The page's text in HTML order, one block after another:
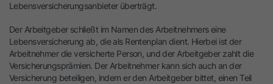
Lebensversicherungsanbieter überträgt.
Der Arbeitgeber schließt im Namen des Arbeitnehmers eine
Lebensversicherung ab, die als Rentenplan dient. Hierbei ist der
Arbeitnehmer die versicherte Person, und der Arbeitgeber zahlt die
Versicherungsprämien. Der Arbeitnehmer kann sich auch an der
Versicherung beteiligen, indem er den Arbeitgeber bittet, einen Teil